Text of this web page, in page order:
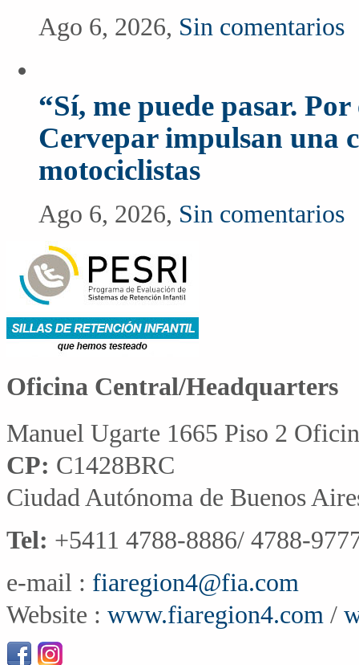
Ago 6, 2026, Sin comentarios
“Sí, me puede pasar.
Cervepar impulsan una
motociclistas
Ago 6, 2026, Sin comentarios
Oficina Central/Headquarters
Manuel Ugarte 1665 Piso 2
CP: C1428BRC
Ciudad Autónoma de Buenos
Tel: +5411 4788-8886/ 4788-
e-mail : fiaregion4@fia.com
Website : www.fiaregion4.com /